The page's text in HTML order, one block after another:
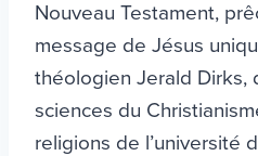
Nouveau Testament,
message de Jésus
théologien Jerald Dirks,
sciences du
religions de l’université